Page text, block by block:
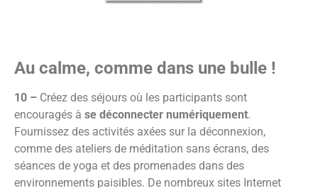
Au calme, comme dans une bulle !
10 – Créez des séjours où les participants sont
encouragés à se déconnecter numériquement.
Fournissez des activités axées sur la déconnexion,
comme des ateliers de méditation sans écrans, des
séances de yoga et des promenades dans des
environnements paisibles. De nombreux sites Internet